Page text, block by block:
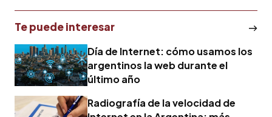
Te puede interesar
Día de Internet: cómo usamos los
argentinos la web durante el
último año
Radiografía de la velocidad de